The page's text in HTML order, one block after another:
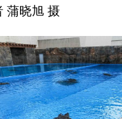
晓旭 摄